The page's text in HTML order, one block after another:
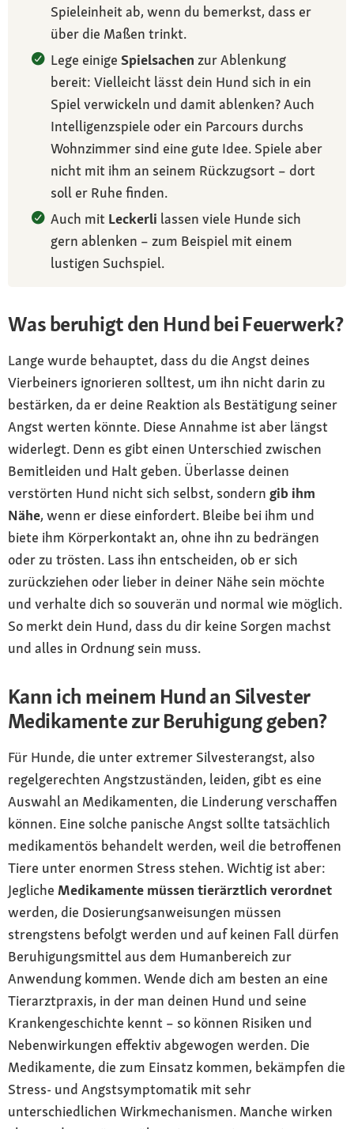
Spieleinheit ab, wenn du bemerkst, dass er
über die Maßen trinkt.
Lege einige Spielsachen zur Ablenkung
bereit: Vielleicht lässt dein Hund sich in ein
Spiel verwickeln und damit ablenken? Auch
Intelligenzspiele oder ein Parcours durchs
Wohnzimmer sind eine gute Idee. Spiele aber
nicht mit ihm an seinem Rückzugsort – dort
soll er Ruhe finden.
Auch mit Leckerli lassen viele Hunde sich
gern ablenken – zum Beispiel mit einem
lustigen Suchspiel.
Was beruhigt den Hund bei Feuerwerk?
Lange wurde behauptet, dass du die Angst deines
Vierbeiners ignorieren solltest, um ihn nicht darin zu
bestärken, da er deine Reaktion als Bestätigung seiner
Angst werten könnte. Diese Annahme ist aber längst
widerlegt. Denn es gibt einen Unterschied zwischen
Bemitleiden und Halt geben. Überlasse deinen
verstörten Hund nicht sich selbst, sondern gib ihm
Nähe, wenn er diese einfordert. Bleibe bei ihm und
biete ihm Körperkontakt an, ohne ihn zu bedrängen
oder zu trösten. Lass ihn entscheiden, ob er sich
zurückziehen oder lieber in deiner Nähe sein möchte
und verhalte dich so souverän und normal wie möglich.
So merkt dein Hund, dass du dir keine Sorgen machst
und alles in Ordnung sein muss.
Kann ich meinem Hund an Silvester
Medikamente zur Beruhigung geben?
Für Hunde, die unter extremer Silvesterangst, also
regelgerechten Angstzuständen, leiden, gibt es eine
Auswahl an Medikamenten, die Linderung verschaffen
können. Eine solche panische Angst sollte tatsächlich
medikamentös behandelt werden, weil die betroffenen
Tiere unter enormen Stress stehen. Wichtig ist aber:
Jegliche Medikamente müssen tierärztlich verordnet
werden, die Dosierungsanweisungen müssen
strengstens befolgt werden und auf keinen Fall dürfen
Beruhigungsmittel aus dem Humanbereich zur
Anwendung kommen. Wende dich am besten an eine
Tierarztpraxis, in der man deinen Hund und seine
Krankengeschichte kennt – so können Risiken und
Nebenwirkungen effektiv abgewogen werden. Die
Medikamente, die zum Einsatz kommen, bekämpfen die
Stress- und Angstsymptomatik mit sehr
unterschiedlichen Wirkmechanismen. Manche wirken